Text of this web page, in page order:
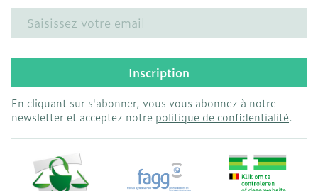
Adresse mail
Inscription
En cliquant sur s'abonner, vous vous abonnez à notre
newsletter et acceptez notre politique de confidentialité.